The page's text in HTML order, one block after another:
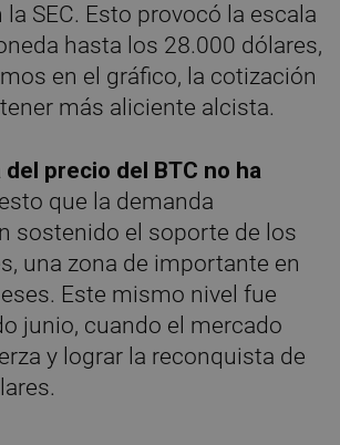
SEC. Esto provocó la escala
hasta los 28.000 dólares,
en el gráfico, la cotización
más aliciente alcista.
precio del BTC no ha
que la demanda
sostenido el soporte de los
una zona de importante en
Este mismo nivel fue
junio, cuando el mercado
y lograr la reconquista de